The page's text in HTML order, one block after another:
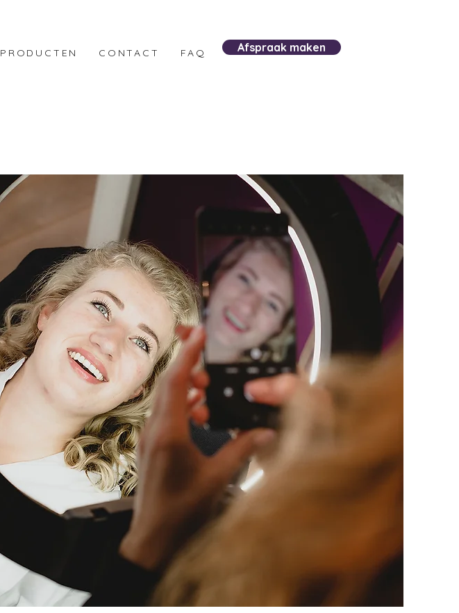
PRODUCTEN CONTACT FAQ Afspraak maken